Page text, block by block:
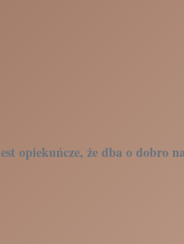
opiekuńcze, że dba o dobro